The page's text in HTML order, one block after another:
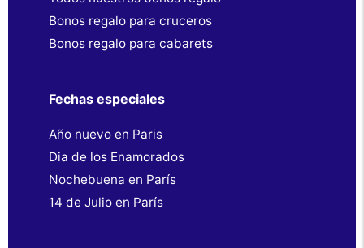
Bonos regalo para cruceros
Bonos regalo para cabarets
Fechas especiales
Año nuevo en Paris
Dia de los Enamorados
Nochebuena en París
14 de Julio en París